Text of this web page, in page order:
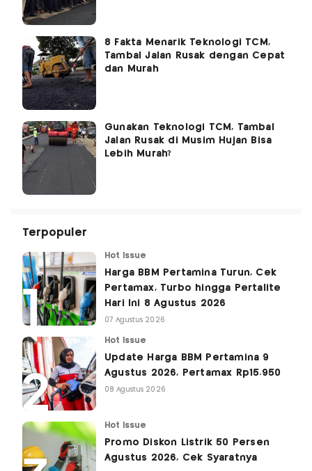
8 Fakta Menarik Teknologi TCM,
Tambal Jalan Rusak dengan Cepat
dan Murah
Gunakan Teknologi TCM, Tambal
Jalan Rusak di Musim Hujan Bisa
Lebih Murah?
Terpopuler
Hot Issue
Harga BBM Pertamina Turun, Cek
Pertamax, Turbo hingga Pertalite
Hari Ini 8 Agustus 2026
07 Agustus 2026
Hot Issue
Update Harga BBM Pertamina 9
Agustus 2026, Pertamax Rp15.950
08 Agustus 2026
Hot Issue
Promo Diskon Listrik 50 Persen
Agustus 2026, Cek Syaratnya